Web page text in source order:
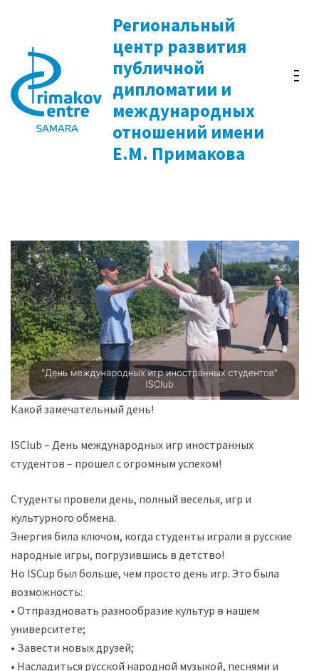
содержимому
(нажмите
Enter)
Региональный
центр развития
публичной
дипломатии и
международных
отношений имени
Е.М. Примакова
Какой замечательный день!
ISClub – День международных игр иностранных
студентов – прошел с огромным успехом!
Студенты провели день, полный веселья, игр и
культурного обмена.
Энергия била ключом, когда студенты играли в русские
народные игры, погрузившись в детство!
Но ISCup был больше, чем просто день игр. Это была
возможность:
• Отпраздновать разнообразие культур в нашем
университете;
• Завести новых друзей;
• Насладиться русской народной музыкой, песнями и